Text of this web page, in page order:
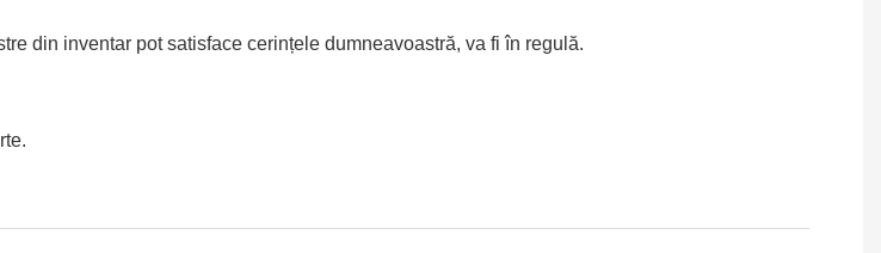
din inventar pot satisface cerințele dumneavoastră, va fi în regulă.